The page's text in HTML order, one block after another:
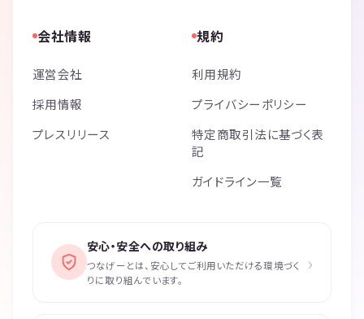
会社情報
運営会社
採用情報
プレスリリース
規約
利用規約
プライバシーポリシー
特定商取引法に基づく表
記
ガイドライン一覧
安心・安全への取り組み
つなげーとは、安心してご利用いただける環境づく
りに取り組んでいます。
›